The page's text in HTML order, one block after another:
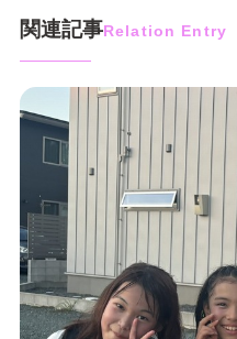
関連記事Relation Entry